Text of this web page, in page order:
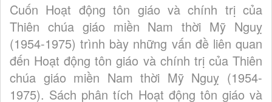
Cuốn Hoạt động tôn giáo và chính trị của
Thiên chúa giáo miền Nam thời Mỹ Nguỵ
(1954-1975) trình bày những vấn đề liên quan
đến Hoạt động tôn giáo và chính trị của Thiên
chúa giáo miền Nam thời Mỹ Nguỵ (1954-
1975). Sách phân tích Hoạt động tôn giáo và